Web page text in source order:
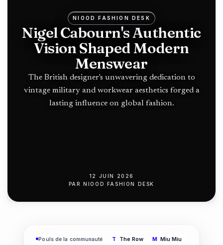
terre-
neuvienne
sur
l’Atlantique
Nord
NIOOD FASHION DESK
Nigel Cabourn's Authentic
Vision Shaped Modern
Menswear
The British designer's unwavering dedication to
vintage military and workwear aesthetics forged a
lasting influence on global fashion.
12 JUIN 2026
PAR
NIOOD FASHION DESK
Pouls de la communauté T The Row M Miu Miu